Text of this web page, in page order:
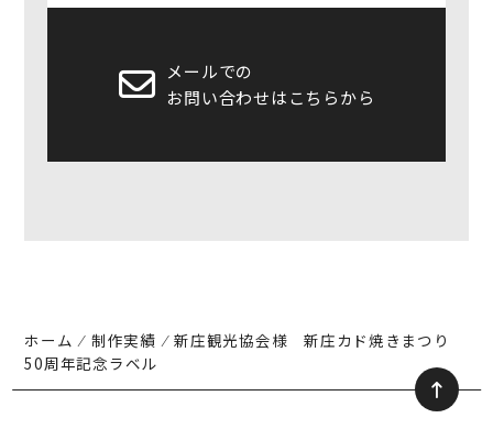
メールでの
お問い合わせはこちらから
ホーム ⁄ 制作実績 ⁄ 新庄観光協会様 新庄カド焼きまつり
50周年記念ラベル